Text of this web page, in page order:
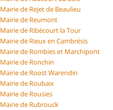
Mairie de Rejet de Beaulieu
Mairie de Reumont
Mairie de Ribécourt la Tour
Mairie de Rieux en Cambrésis
Mairie de Rombies et Marchipont
Mairie de Ronchin
Mairie de Roost Warendin
Mairie de Roubaix
Mairie de Rousies
Mairie de Rubrouck